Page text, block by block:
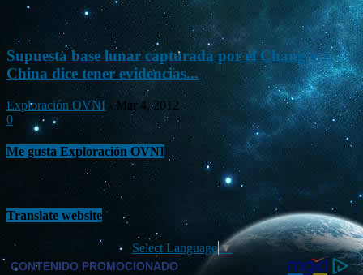
Supuesta base lunar capturada por el Chang'e-2.
China dice tener evidencias...
Exploración OVNI - Mar 4, 2012
0
Me gusta Exploración OVNI
Translate website
Select Language▼